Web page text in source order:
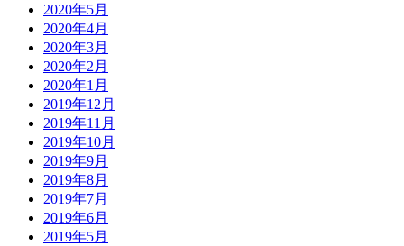
2020年5月
2020年4月
2020年3月
2020年2月
2020年1月
2019年12月
2019年11月
2019年10月
2019年9月
2019年8月
2019年7月
2019年6月
2019年5月